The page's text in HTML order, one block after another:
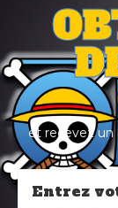
et recevez un